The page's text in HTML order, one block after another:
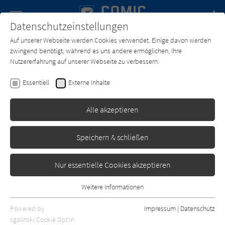
SUCHE Forum Charts Newsletter
Text: Hal Foster Zeichner: Hal Foster
Prinz Eisenherz: Hal Foster-
Gesamtausgabe - Band 14:
Jahrgang 1963/1964
Bocola Erschienen: März 2011 0
Datenschutzeinstellungen
Auf unserer Webseite werden Cookies verwendet. Einige davon werden
zwingend benötigt, während es uns andere ermöglichen, Ihre
Nutzererfahrung auf unserer Webseite zu verbessern.
Essentiell Externe Inhalte
Alle akzeptieren
Speichern & schließen
Nur essentielle Cookies akzeptieren
Essentielle Cookies werden für grundlegende Funktionen der
Webseite benötigt. Dadurch ist gewährleistet, dass die Webseite
Weitere Informationen
Powered by
sgalinski Cookie Opt In
Impressum | Datenschutz